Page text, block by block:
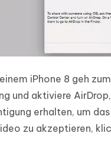
iPhone 8 geh zum
und aktiviere
erhalten, um das
zu akzeptieren,